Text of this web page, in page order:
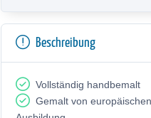
Beschreibung
Vollständig handbemalt
Gemalt von